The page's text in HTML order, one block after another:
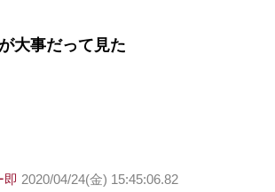
大事だって見た
即 2020/04/24(金) 15:45:06.82